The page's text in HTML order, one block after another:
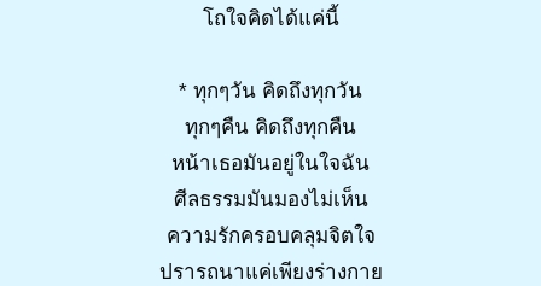
โถใจคิดได้แค่นี้
* ทุกๆวัน คิดถึงทุกวัน
ทุกๆคืน คิดถึงทุกคืน
หน้าเธอมันอยู่ในใจฉัน
ศีลธรรมมันมองไม่เห็น
ความรักครอบคลุมจิตใจ
ปรารถนาแค่เพียงร่างกาย